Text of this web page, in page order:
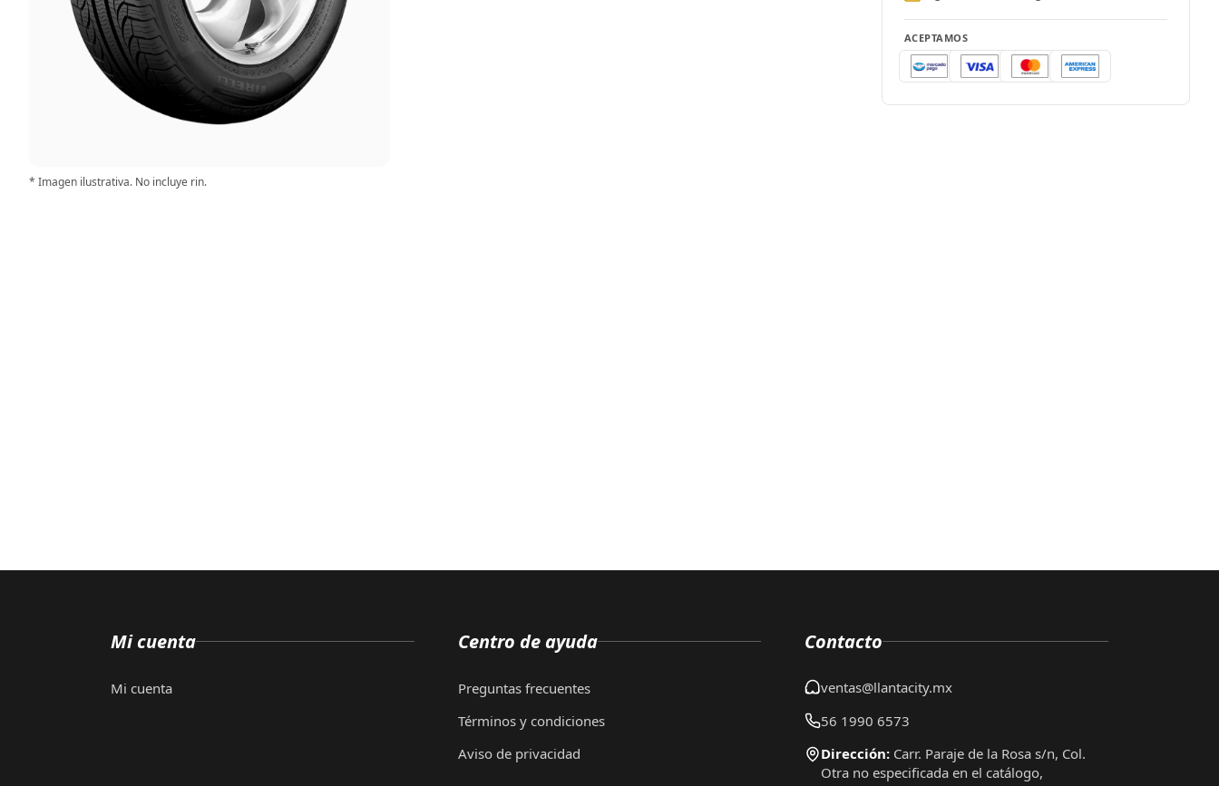
* Imagen ilustrativa. No incluye rin.
ACEPTAMOS
Mi cuenta
Mi cuenta
Centro de ayuda
Preguntas frecuentes
Términos y condiciones
Aviso de privacidad
Contacto
ventas@llantacity.mx
56 1990 6573
Dirección: Carr. Paraje de la Rosa s/n, Col.
Otra no especificada en el catálogo,